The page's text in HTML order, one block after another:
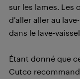
sur les lames. Les
d’aller aller au
dans le lave-
Étant donné que
Cutco